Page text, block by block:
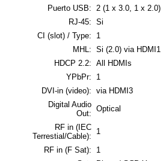
Puerto USB: 2 (1 x 3.0, 1 x 2.0)
RJ-45: Si
CI (slot) / Type:
1
MHL: Si (2.0) via HDMI1
HDCP 2.2: All HDMIs
YPbPr:
1
DVI-in (video): via HDMI3
Digital Audio
Out:
Optical
RF in (IEC
Terrestial/Cable):
1
RF in (F Sat):
1